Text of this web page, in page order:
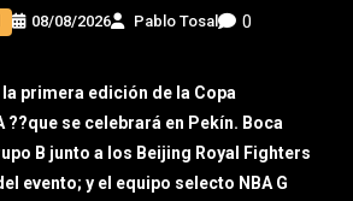
08/08/2026 Pablo Tosal 0
primera edición de la Copa
??que se celebrará en Pekín. Boca
B junto a los Beijing Royal Fighters
evento; y el equipo selecto NBA G